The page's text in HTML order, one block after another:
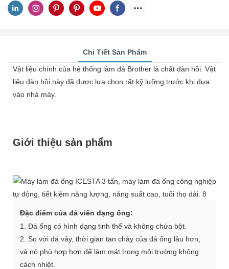
Chi Tiết Sản Phẩm
Vật liệu chính của hệ thống làm đá Brother là chất đàn hồi. Vật
liệu đàn hồi này đã được lựa chọn rất kỹ lưỡng trước khi đưa
vào nhà máy.
Giới thiệu sản phẩm
Đặc điểm của đá viên dạng ống:
1. Đá ống có hình dạng tinh thể và không chứa bột.
2. So với đá vảy, thời gian tan chảy của đá ống lâu hơn,
và nó phù hợp hơn để làm mát trong môi trường không
cách nhiệt.